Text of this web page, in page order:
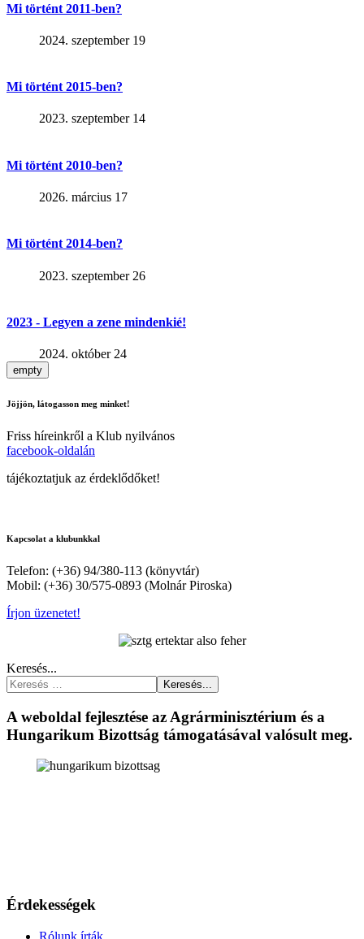
Mi történt 2011-ben?
2024. szeptember 19
Mi történt 2015-ben?
2023. szeptember 14
Mi történt 2010-ben?
2026. március 17
Mi történt 2014-ben?
2023. szeptember 26
2023 - Legyen a zene mindenkié!
2024. október 24
empty
Jöjjön, látogasson meg minket!
Friss híreinkről a Klub nyilvános
facebook-oldalán
tájékoztatjuk az érdeklődőket!
Kapcsolat a klubunkkal
Telefon: (+36) 94/380-113 (könyvtár)
Mobil: (+36) 30/575-0893 (Molnár Piroska)
Írjon üzenetet!
Keresés...
Keresés...
A weboldal fejlesztése az Agrárminisztérium és a
Hungarikum Bizottság támogatásával valósult meg.
Érdekességek
Rólunk írták